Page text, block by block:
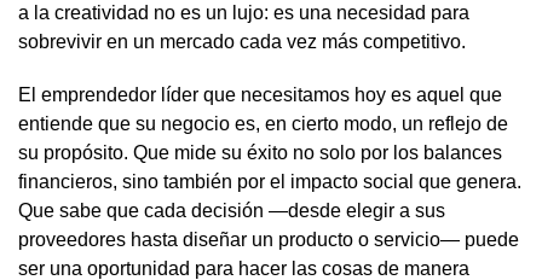
a la creatividad no es un lujo: es una necesidad para
sobrevivir en un mercado cada vez más competitivo.
El emprendedor líder que necesitamos hoy es aquel que
entiende que su negocio es, en cierto modo, un reflejo de
su propósito. Que mide su éxito no solo por los balances
financieros, sino también por el impacto social que genera.
Que sabe que cada decisión —desde elegir a sus
proveedores hasta diseñar un producto o servicio— puede
ser una oportunidad para hacer las cosas de manera